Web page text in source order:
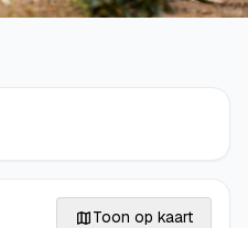
Toon op kaart